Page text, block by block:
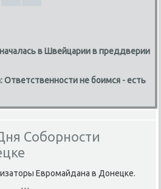
в Швейцарии в преддверии
Ответственности не боимся - есть
Соборности
Евромайдана в Донецке.